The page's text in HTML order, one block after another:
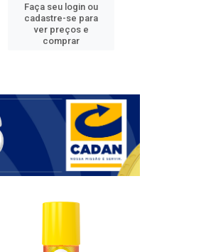
Faça seu login ou
cadastre-se para
ver preços e
comprar